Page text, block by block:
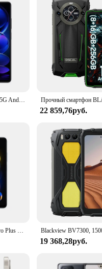
Xiaomi Redmi note 12 pro 5G Android 6,67 дюйма ОЗУ 8 ГБ ПЗУ 256 ГБ Qualcomm Snapdragon 778G используемый телефон
22 859,76руб.
Xiaomi Redmi Note 11T Pro Plus 5G 6,6 дюйма 2460x1080 пикселей 120 Вт быстрая зарядка 4400 мАч б/у аккумулятор для телефона
19 368,28руб.